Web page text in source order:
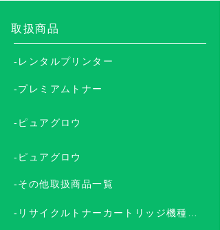
​取扱商品
-レンタルプリンター
-プレミアムトナー
-ピュアグロウ
-ピュアグロウ
-その他取扱商品一覧
-リサイクルトナーカートリッジ機種一覧